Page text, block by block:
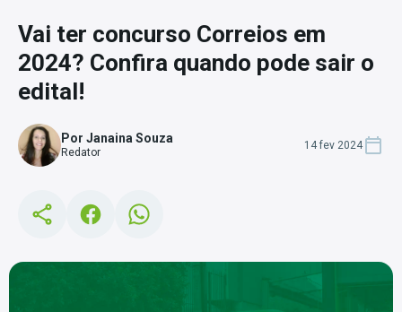
Vai ter concurso Correios em
2024? Confira quando pode sair o
edital!
Por Janaina Souza
Redator
14 fev 2024